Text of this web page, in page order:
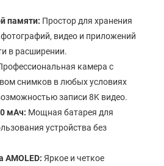
памяти: Простор для хранения
видео и приложений
в расширении.
камера с
снимков в любых условиях
записи 8K видео.
мАч: Мощная батарея для
устройства без
Яркое и четкое